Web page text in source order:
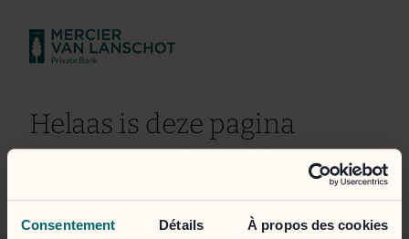
Consentement Détails À propos des cookies
Helaas is deze pagina
tijdelijk niet bereikbaar.
Wij doen er alles aan om het probleem zo snel mogelijk
te verhelpen. Onze excuses voor het ongemak.